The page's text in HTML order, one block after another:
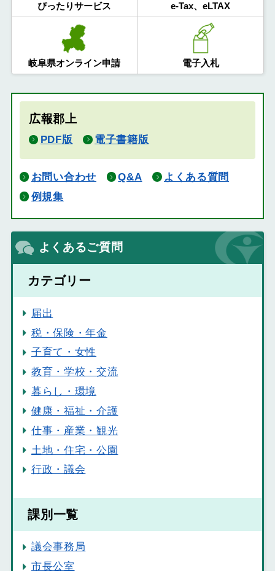
ぴったりサービス
e-Tax、eLTAX
岐阜県オンライン申請 電子入札
広報郡上
PDF版 電子書籍版
お問い合わせ Q&A
よくある質問
例規集
よくあるご質問
カテゴリー
届出
税・保険・年金
子育て・女性
教育・学校・交流
暮らし・環境
健康・福祉・介護
仕事・産業・観光
土地・住宅・公園
行政・議会
課別一覧
議会事務局
市長公室